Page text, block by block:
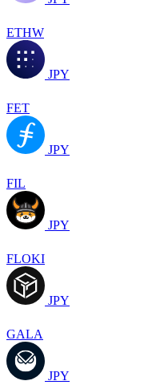
ETHW
JPY
FET
JPY
FIL
JPY
FLOKI
JPY
GALA
JPY